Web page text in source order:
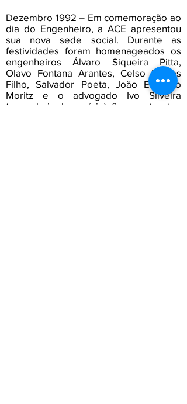
Dezembro 1992 – Em comemoração ao
dia do Engenheiro, a ACE apresentou
sua nova sede social. Durante as
festividades foram homenageados os
engenheiros Álvaro Siqueira Pitta,
Olavo Fontana Arantes, Celso Ramos
Filho, Salvador Poeta, João Eduardo
Moritz e o advogado Ivo Silveira
(engenheiro honorário), figuras atuantes